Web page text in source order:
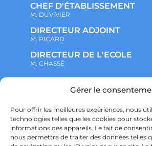
Gérer le
Pour offrir les meilleures expériences, nous
technologies telles que les cookies pour
informations des appareils. Le fait de
nous permettra de traiter des données telles
CHEF D'ÉTABLISSEMENT
M. DUVIVIER
DIRECTEUR ADJOINT
M. PICARD
DIRECTEUR DE L'ECOLE
M. CHASSÉ
NOTRE ENSEMBLE
ADMINISTRATIF
VIE ASSOCIATIVE
PARTENARIATS
CONTACT
PRÉ-INSCRIPTION